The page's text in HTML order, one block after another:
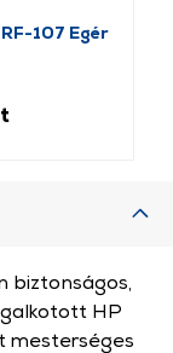
107 Egér
biztonságos,
HP
mesterséges